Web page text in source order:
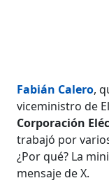
Fabián Calero,
viceministro de
Corporación
trabajó por
¿Por qué? La
mensaje de X.